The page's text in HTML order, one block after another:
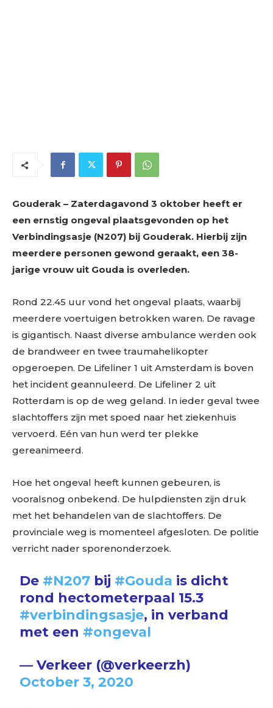
Gouderak – Zaterdagavond 3 oktober heeft er
een ernstig ongeval plaatsgevonden op het
Verbindingsasje (N207) bij Gouderak. Hierbij zijn
meerdere personen gewond geraakt, een 38-
jarige vrouw uit Gouda is overleden.
Rond 22.45 uur vond het ongeval plaats, waarbij
meerdere voertuigen betrokken waren. De ravage
is gigantisch. Naast diverse ambulance werden ook
de brandweer en twee traumahelikopter
opgeroepen. De Lifeliner 1 uit Amsterdam is boven
het incident geannuleerd. De Lifeliner 2 uit
Rotterdam is op de weg geland. In ieder geval twee
slachtoffers zijn met spoed naar het ziekenhuis
vervoerd. Eén van hun werd ter plekke
gereanimeerd.
Hoe het ongeval heeft kunnen gebeuren, is
vooralsnog onbekend. De hulpdiensten zijn druk
met het behandelen van de slachtoffers. De
provinciale weg is momenteel afgesloten. De politie
verricht nader sporenonderzoek.
De #N207 bij #Gouda is dicht
rond hectometerpaal 15.3
#verbindingsasje, in verband
met een #ongeval
— Verkeer (@verkeerzh)
October 3, 2020